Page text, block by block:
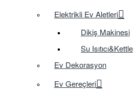
Elektrikli Ev Aletleri
Dikiş Makinesi
Su Isıtıcı&Kettle
Ev Dekorasyon
Ev Gereçleri